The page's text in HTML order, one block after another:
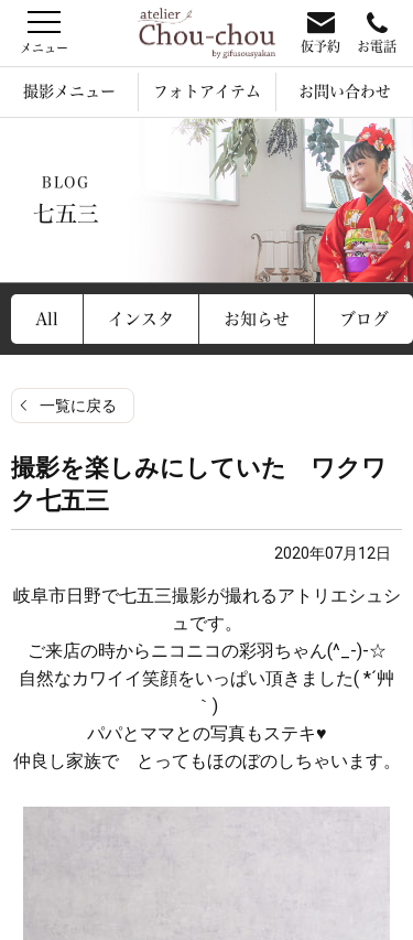
仮予約 お電話
撮影メニュー フォトアイテム お問い合わせ
BLOG
七五三
All インスタ お知らせ ブログ
一覧に戻る
撮影を楽しみにしていた ワクワ
ク七五三
2020年07月12日
岐阜市日野で七五三撮影が撮れるアトリエシュシ
ュです。
ご来店の時からニコニコの彩羽ちゃん(^_-)-☆
自然なカワイイ笑顔をいっぱい頂きました( *´艸
｀)
パパとママとの写真もステキ♥
仲良し家族で とってもほのぼのしちゃいます。